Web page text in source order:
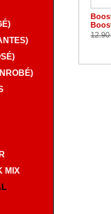
MIX
12.90